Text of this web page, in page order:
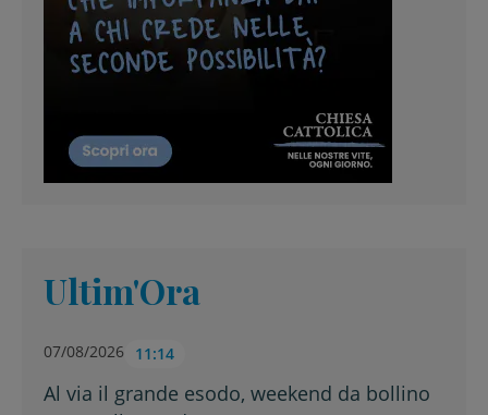
Ultim'Ora
07/08/2026 11:14
Al via il grande esodo, weekend da bollino